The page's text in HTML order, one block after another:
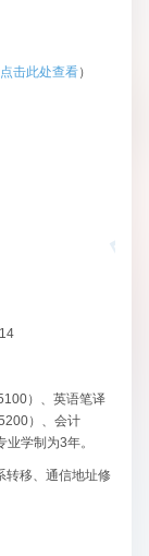
点击此处查看）
）、英语笔译
）、会计
学制为3年。
转移、通信地址修